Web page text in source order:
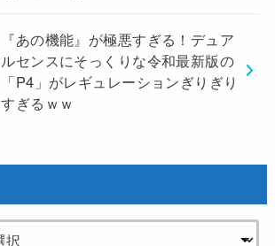
『あの機能』が極悪すぎる！デュア
ルセンスにそっくりな令和最新版の
「P4」がレギュレーションぎりぎり
すぎるｗｗ